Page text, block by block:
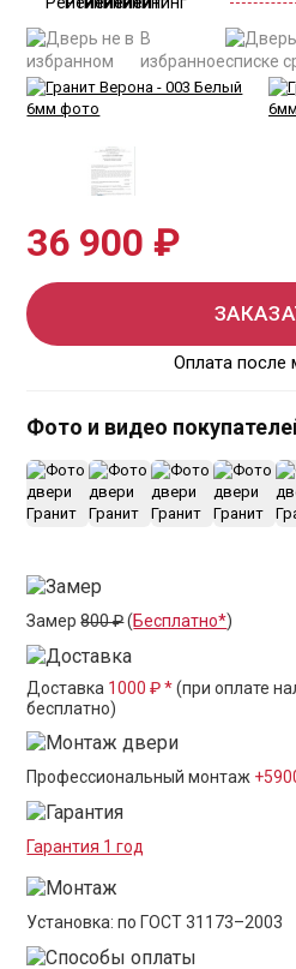
В
избранное
36 900 ₽
Оплата после
Фото и видео
Замер800 ₽(Бесплатно*)
Доставка 1000 ₽ *(при оплате
бесплатно)
Профессиональный монтаж
Гарантия 1 год
Установка: по ГОСТ 31173–2003